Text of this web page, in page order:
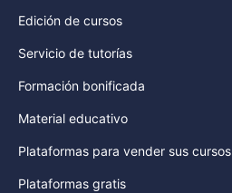
Edición de cursos
Servicio de tutorías
Formación bonificada
Material educativo
Plataformas para vender sus cursos
Plataformas gratis